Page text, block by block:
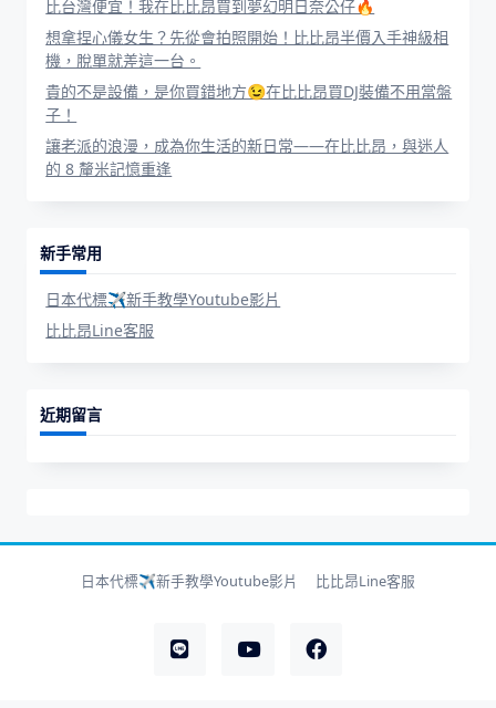
比台灣便宜！我在比比昂買到夢幻明日奈公仔🔥
想拿捏心儀女生？先從會拍照開始！比比昂半價入手神級相
機，脫單就差這一台。
貴的不是設備，是你買錯地方😉在比比昂買DJ裝備不用當盤
子！
讓老派的浪漫，成為你生活的新日常——在比比昂，與迷人
的 8 釐米記憶重逢
新手常用
日本代標✈新手教學Youtube影片
比比昂Line客服
近期留言
日本代標✈新手教學Youtube影片 比比昂Line客服